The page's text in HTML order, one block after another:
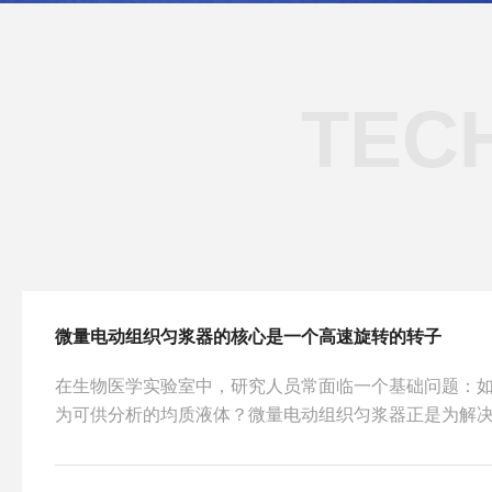
微量电动组织匀浆器的核心是一个高速旋转的转子
在生物医学实验室中，研究人员常面临一个基础问题：
为可供分析的均质液体？微量电动组织匀浆器正是为解
液。微量电动组织匀浆器的核心是一个高速旋转的转子